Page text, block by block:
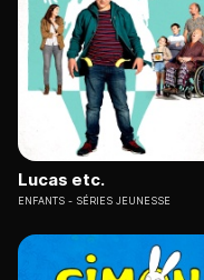
Lucas etc.
ENFANTS SÉRIES JEUNESSE